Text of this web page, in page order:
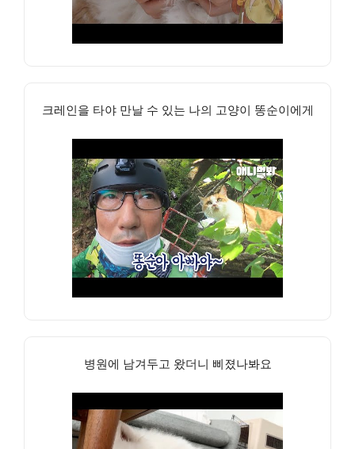
크레인을 타야 만날 수 있는 나의 고양이 똥순이에게
병원에 남겨두고 왔더니 삐졌나봐요